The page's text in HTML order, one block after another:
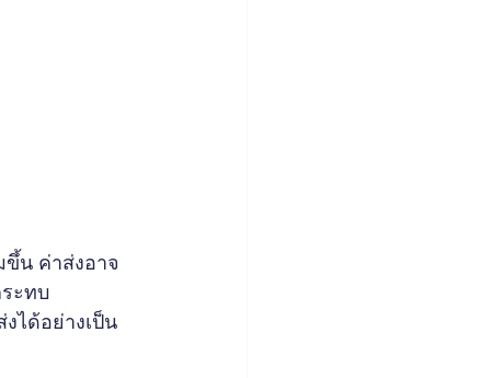
น ค่าส่งอาจ
ะทบ
ได้อย่างเป็น